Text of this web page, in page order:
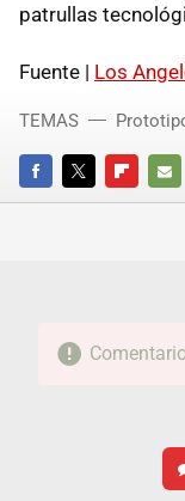
patrullas
Fuente | Los
FACEBOOKTWITTERFLIPBOARD
E-
TEMAS